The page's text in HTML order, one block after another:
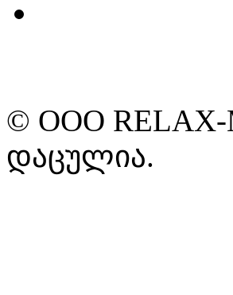
© ООО RELAX-
დაცულია.